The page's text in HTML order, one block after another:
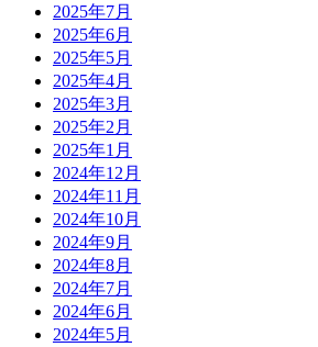
2025年7月
2025年6月
2025年5月
2025年4月
2025年3月
2025年2月
2025年1月
2024年12月
2024年11月
2024年10月
2024年9月
2024年8月
2024年7月
2024年6月
2024年5月